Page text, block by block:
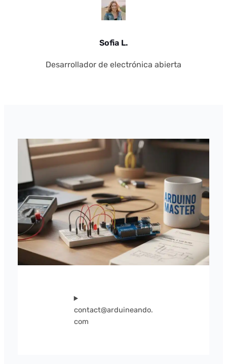
Sofia L.
Desarrollador de electrónica abierta
contact@arduineando.
com